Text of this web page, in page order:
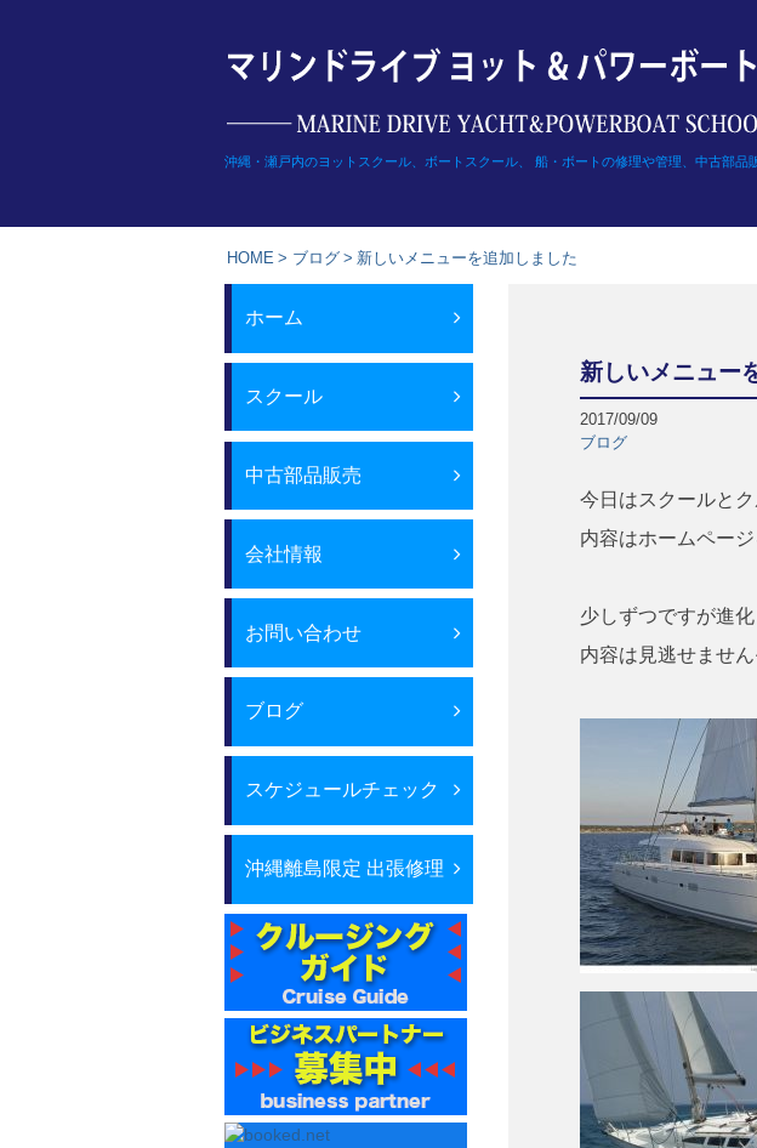
沖縄・瀬戸内のヨットスクール、ボートスクール、 船・ボートの修理や管理、中古部品
HOME > ブログ > 新しいメニューを追加しました
新しいメニュー
2017/09/09
ブログ
今日はスクールと
内容はホームペー
少しずつですが進
内容は見逃せませ
ホーム
スクール
中古部品販売
会社情報
お問い合わせ
ブログ
スケジュールチェック
沖縄離島限定 出張修理